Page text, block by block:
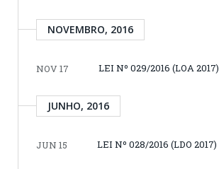
NOVEMBRO, 2016
NOV 17 LEI Nº 029/2016 (LOA 2017)
JUNHO, 2016
JUN 15 LEI Nº 028/2016 (LDO 2017)